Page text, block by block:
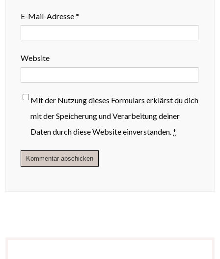
E-Mail-Adresse*
Website
Mit der Nutzung dieses Formulars erklärst du dich
mit der Speicherung und Verarbeitung deiner
Daten durch diese Website einverstanden.*